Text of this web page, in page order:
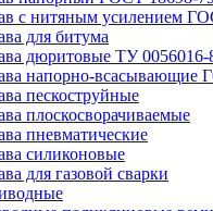
с нитяным усилением
для битума
дюритовые ТУ 0056016-
напорно-всасывающие
пескоструйные
плоскосворачиваемые
пневматические
силиконовые
для газовой сварки